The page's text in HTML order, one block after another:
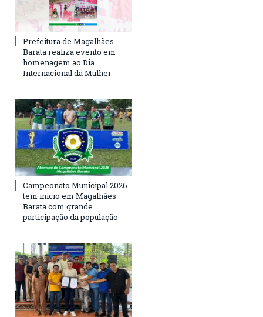
Prefeitura de Magalhães
Barata realiza evento em
homenagem ao Dia
Internacional da Mulher
Campeonato Municipal 2026
tem início em Magalhães
Barata com grande
participação da população